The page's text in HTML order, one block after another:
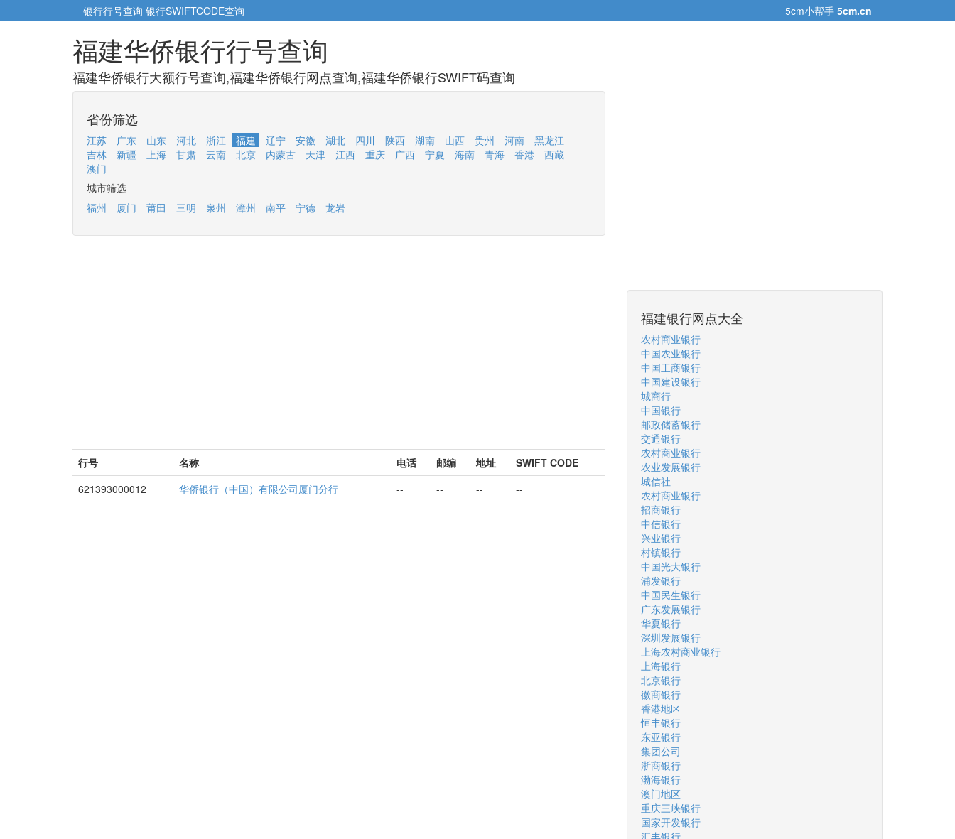
银行行号查询 银行SWIFTCODE查询 5cm小帮手 5cm.cn
福建华侨银行行号查询
福建华侨银行大额行号查询,福建华侨银行网点查询,福建华侨银行SWIFT码查询
省份筛选
江苏 广东 山东 河北 浙江 福建 辽宁 安徽 湖北 四川 陕西 湖南 山西 贵州 河南
黑龙江
吉林
新疆 上海 甘肃 云南 北京 内蒙古 天津 江西 重庆 广西 宁夏 海南 青海 香港
西藏
澳门
城市筛选
福州
厦门 莆田 三明 泉州 漳州 南平 宁德 龙岩
行号 名称 电话 邮编 地址
SWIFT CODE
621393000012
华侨银行（中国）有限公司厦门分行 -- -- -- --
福建银行网点大全
农村商业银行
中国农业银行
中国工商银行
中国建设银行
城商行
中国银行
邮政储蓄银行
交通银行
农村商业银行
农业发展银行
城信社
农村商业银行
招商银行
中信银行
兴业银行
村镇银行
中国光大银行
浦发银行
中国民生银行
广东发展银行
华夏银行
深圳发展银行
上海农村商业银行
上海银行
北京银行
徽商银行
香港地区
恒丰银行
东亚银行
集团公司
浙商银行
渤海银行
澳门地区
重庆三峡银行
国家开发银行
汇丰银行